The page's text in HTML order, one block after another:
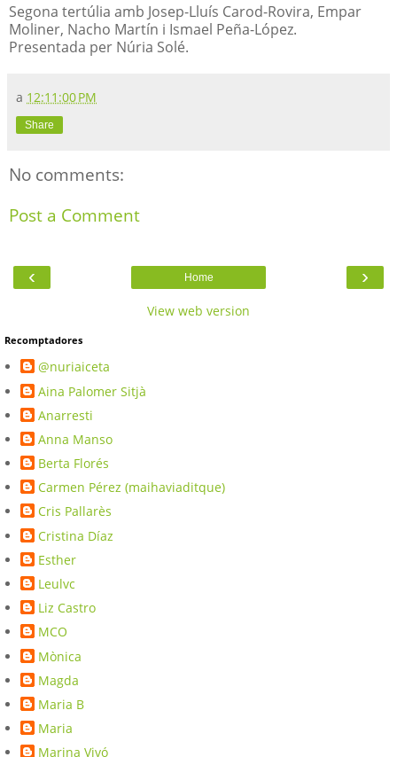
Segona tertúlia amb Josep-Lluís Carod-Rovira, Empar
Moliner, Nacho Martín i Ismael Peña-López.
Presentada per Núria Solé.
a 12:11:00 PM
Share
No comments:
Post a Comment
‹ ›
Home
View web version
Recomptadores
@nuriaiceta
Aina Palomer Sitjà
Anarresti
Anna Manso
Berta Florés
Carmen Pérez (maihaviaditque)
Cris Pallarès
Cristina Díaz
Esther
Leulvc
Liz Castro
MCO
Mònica
Magda
Maria B
Maria
Marina Vivó